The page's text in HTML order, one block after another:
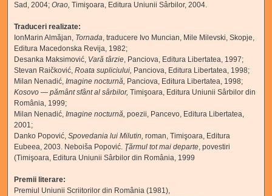
Sad, 2004;Orao, Timişoara, Editura Uniunii Sârbilor, 2004.
Traduceri realizate:
IonMarin Almăjan, Tornada, traducere Ivo Muncian, Mile Milevski, Skopje,
Editura Macedonska Revija, 1982;
Desanka Maksimović, Vară târzie, Panciova, Editura Libertatea, 1997;
Stevan Raičković,Roata supliciului, Panciova, Editura Libertatea, 1998;
Milan Nenadić,Imagine nocturnă, Panciova, Editura Libertatea, 1998;
Kosovo — pământ sfânt al sârbilor, Timişoara, Editura Uniunii Sârbilor din
România, 1999;
Milan Nenadić,Imagine nocturnă, poezii, Pancevo, Editura Libertatea,
2001;
Danko Popović,Spovedania lui Milutin, roman, Timişoara, Editura
Eubeea, 2003. Neboiša Popović. Ţărmul tot mai departe, povestiri
(Timişoara, Editura Uniunii Sârbilor din România, 1999
Premii literare:
Premiul Uniunii Scriitorilor din România (1981),